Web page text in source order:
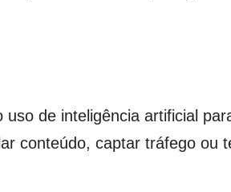
uso de inteligência artificial
conteúdo, captar tráfego ou